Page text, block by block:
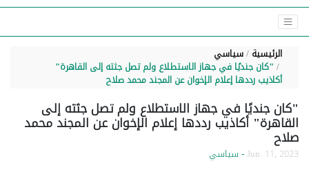
الرئيسية سياسي
"كان جنديًا في جهاز الاستطلاع ولم تصل جثته إلى القاهرة"
أكاذيب رددها إعلام الإخوان عن المجند محمد صلاح
"كان جنديًا في جهاز الاستطلاع ولم تصل جثته إلى
القاهرة" أكاذيب رددها إعلام الإخوان عن المجند محمد
صلاح
Jun. 11, 2023- سياسي